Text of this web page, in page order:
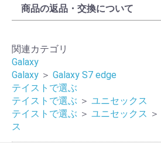
商品の返品・交換について
関連カテゴリ
Galaxy
Galaxy ＞ Galaxy S7 edge
テイストで選ぶ
テイストで選ぶ ＞ ユニセックス
テイストで選ぶ ＞ ユニセックス ＞
ス